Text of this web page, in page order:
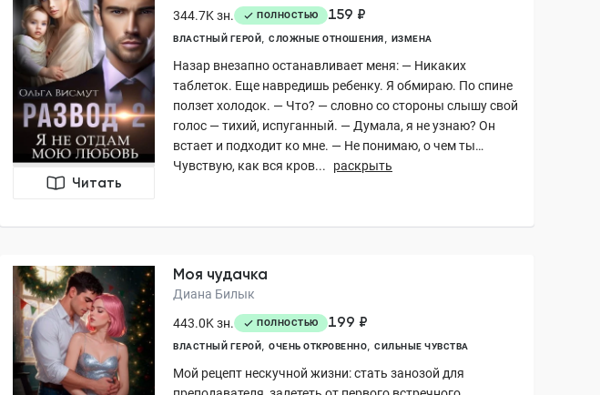
Читать
344.7K зн.
ПОЛНОСТЬЮ 159 ₽
ВЛАСТНЫЙ ГЕРОЙ СЛОЖНЫЕ ОТНОШЕНИЯ ИЗМЕНА
Назар внезапно останавливает меня: — Никаких
таблеток. Еще навредишь ребенку. Я обмираю. По спине
ползет холодок. — Что? — словно со стороны слышу свой
голос — тихий, испуганный. — Думала, я не узнаю? Он
встает и подходит ко мне. — Не понимаю, о чем ты…
Чувствую, как вся кров...
раскрыть
Моя чудачка
Диана Билык
443.0K зн.
ПОЛНОСТЬЮ 199 ₽
ВЛАСТНЫЙ ГЕРОЙ ОЧЕНЬ ОТКРОВЕННО СИЛЬНЫЕ ЧУВСТВА
Мой рецепт нескучной жизни: стать занозой для